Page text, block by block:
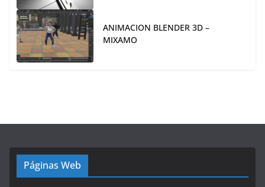
ANIMACION BLENDER 3D –
MIXAMO
Páginas Web